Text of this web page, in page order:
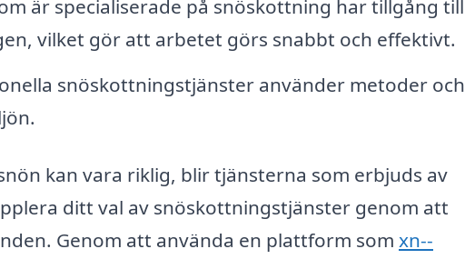
är specialiserade på snöskottning har tillgång till
vilket gör att arbetet görs snabbt och effektivt.
snöskottningstjänster använder metoder och
kan vara riklig, blir tjänsterna som erbjuds av
ditt val av snöskottningstjänster genom att
Genom att använda en plattform som xn--